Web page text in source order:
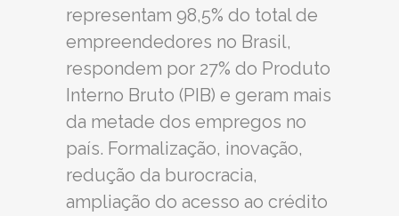
representam 98,5% do total de
empreendedores no Brasil,
respondem por 27% do Produto
Interno Bruto (PIB) e geram mais
da metade dos empregos no
país. Formalização, inovação,
redução da burocracia,
ampliação do acesso ao crédito